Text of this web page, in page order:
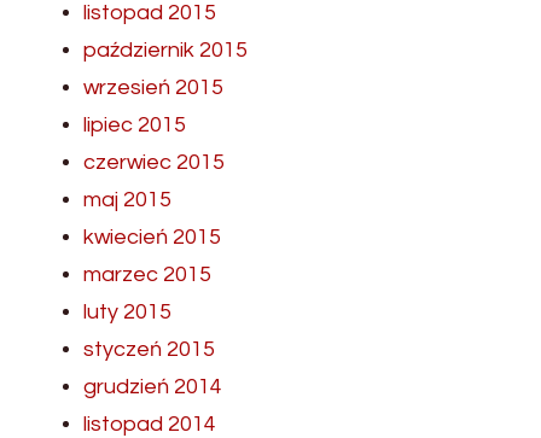
listopad 2015
październik 2015
wrzesień 2015
lipiec 2015
czerwiec 2015
maj 2015
kwiecień 2015
marzec 2015
luty 2015
styczeń 2015
grudzień 2014
listopad 2014